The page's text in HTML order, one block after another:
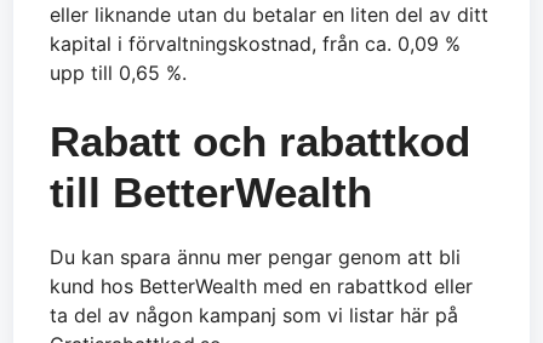
eller liknande utan du betalar en liten del av ditt
kapital i förvaltningskostnad, från ca. 0,09 %
upp till 0,65 %.
Rabatt och rabattkod
till BetterWealth
Du kan spara ännu mer pengar genom att bli
kund hos BetterWealth med en rabattkod eller
ta del av någon kampanj som vi listar här på